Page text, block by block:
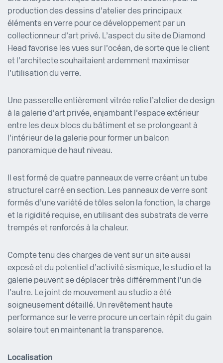
production des dessins d’atelier des principaux
éléments en verre pour ce développement par un
collectionneur d’art privé. L’aspect du site de Diamond
Head favorise les vues sur l’océan, de sorte que le client
et l’architecte souhaitaient ardemment maximiser
l’utilisation du verre.
Une passerelle entièrement vitrée relie l’atelier de design
à la galerie d’art privée, enjambant l’espace extérieur
entre les deux blocs du bâtiment et se prolongeant à
l’intérieur de la galerie pour former un balcon
panoramique de haut niveau.
Il est formé de quatre panneaux de verre créant un tube
structurel carré en section. Les panneaux de verre sont
formés d’une variété de tôles selon la fonction, la charge
et la rigidité requise, en utilisant des substrats de verre
trempés et renforcés à la chaleur.
Compte tenu des charges de vent sur un site aussi
exposé et du potentiel d’activité sismique, le studio et la
galerie peuvent se déplacer très différemment l’un de
l’autre. Le joint de mouvement au studio a été
soigneusement détaillé. Un revêtement haute
performance sur le verre procure un certain répit du gain
solaire tout en maintenant la transparence.
Localisation